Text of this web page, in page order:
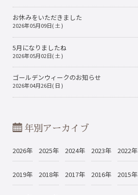
お休みをいただきました
2026年05月09日( 土 )
5月になりましたね
2026年05月02日( 土 )
ゴールデンウィークのお知らせ
2026年04月26日( 日 )
年別アーカイブ
2026年 2025年 2024年 2023年 2022年
2019年 2018年 2017年 2016年 2015年